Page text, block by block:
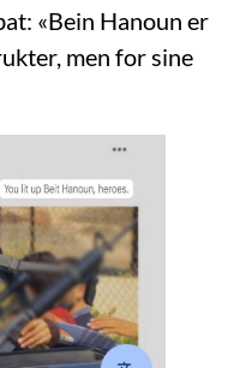
«Bein Hanoun er
men for sine